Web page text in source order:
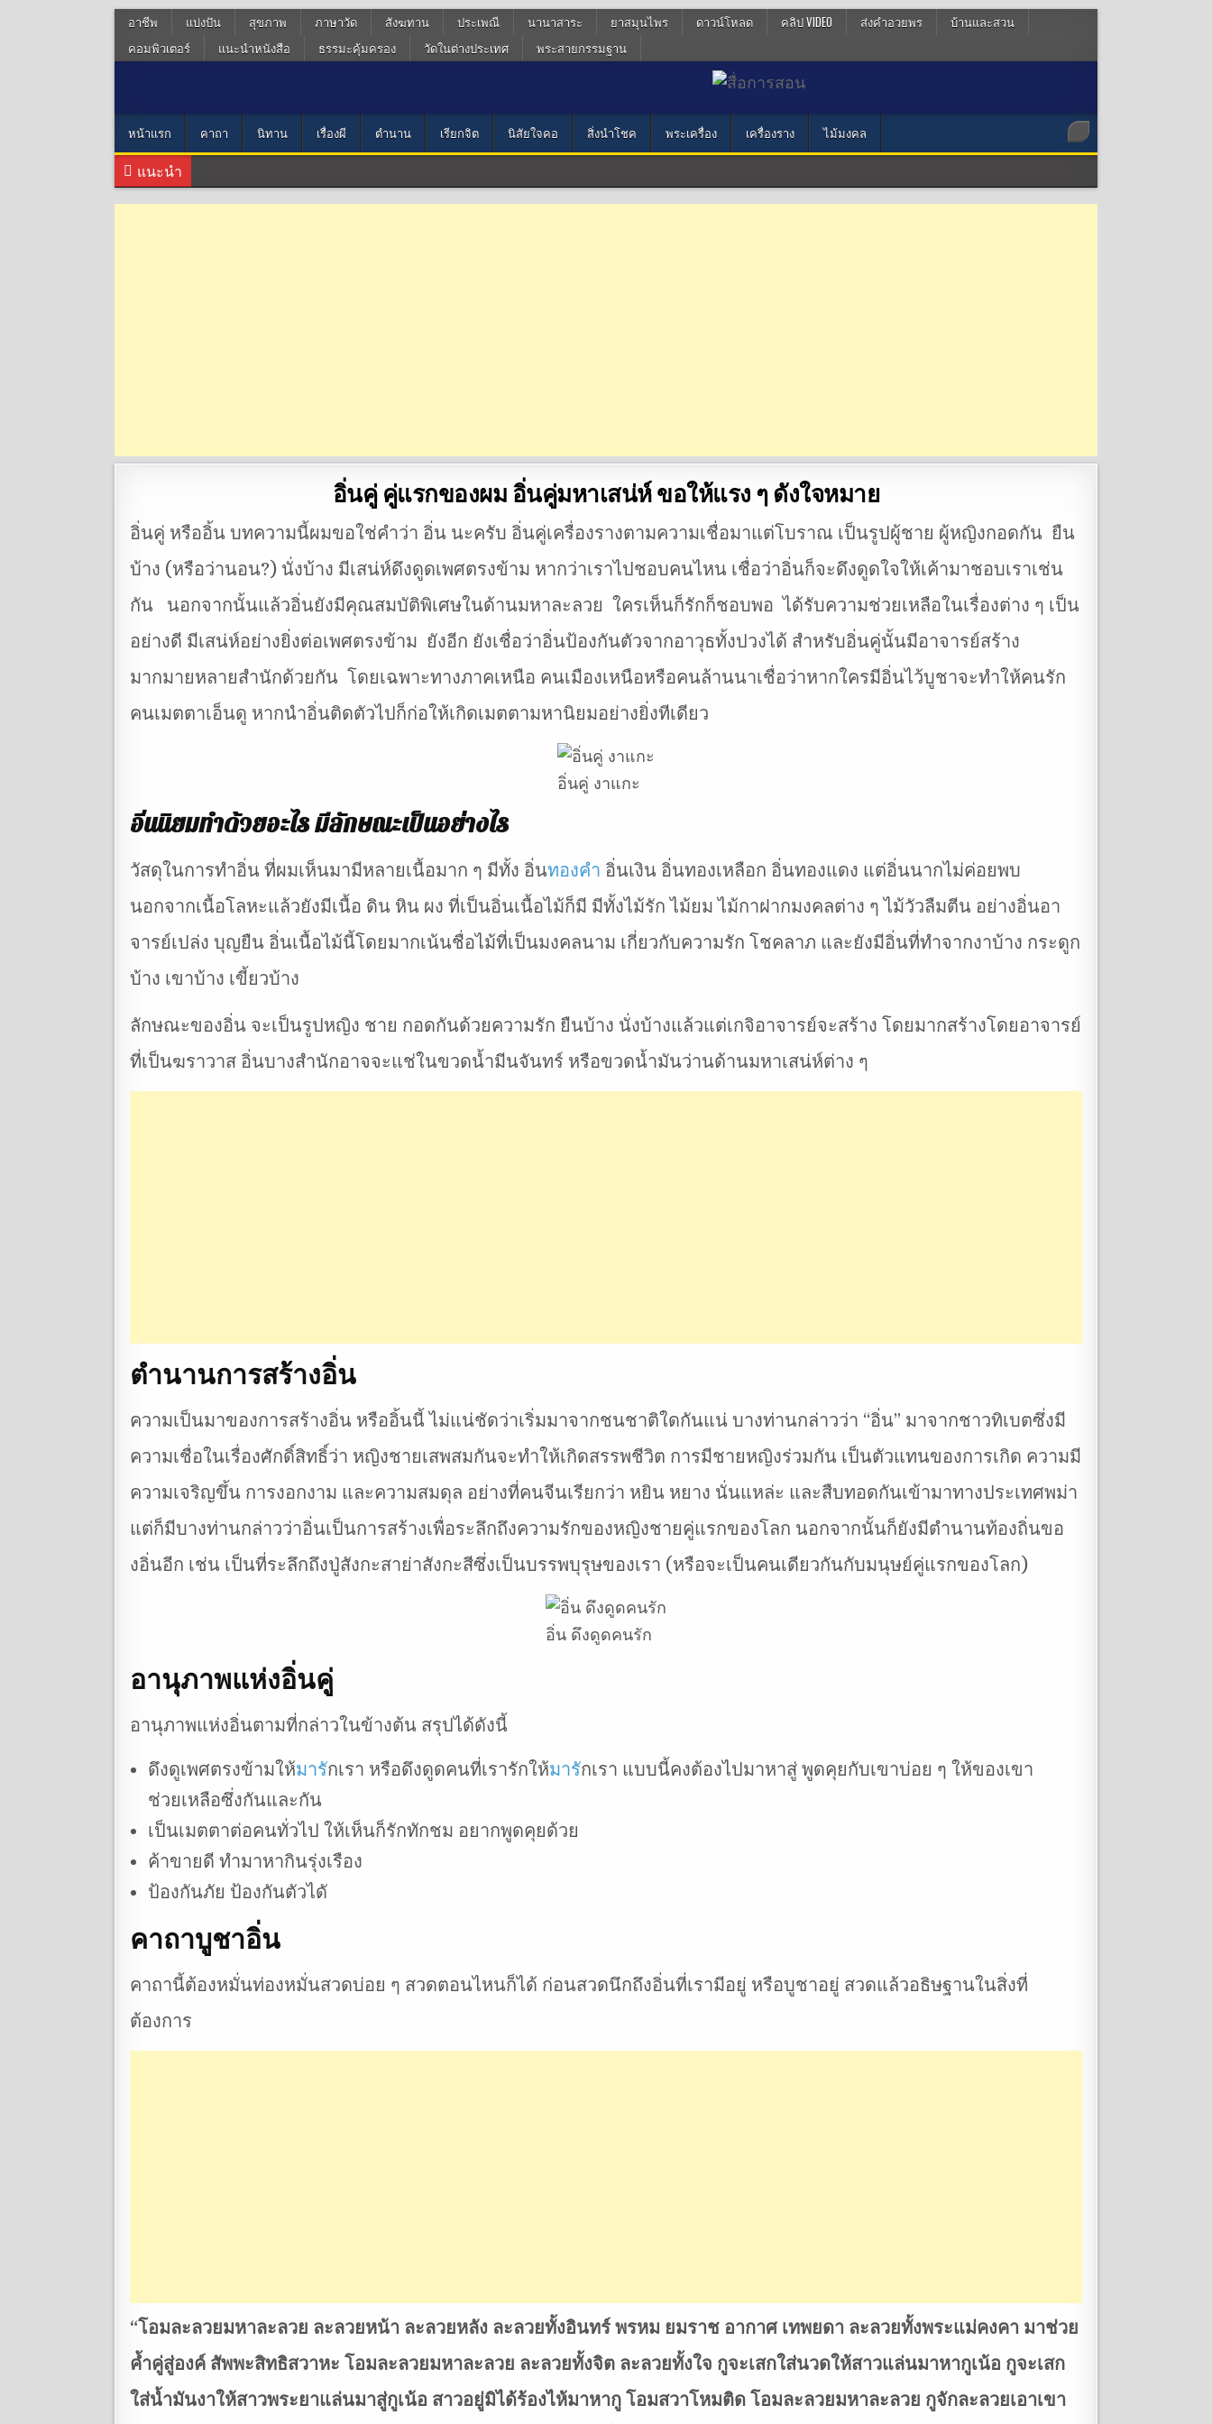
อาชีพ แบ่งปัน สุขภาพ ภาษาวัด สังฆทาน ประเพณี นานาสาระ ยาสมุนไพร ดาวน์โหลด คลิป VIDEO ส่งคำอวยพร
บ้านและสวน
คอมพิวเตอร์
แนะนำหนังสือ ธรรมะคุ้มครอง วัดในต่างประเทศ พระสายกรรมฐาน
หน้าแรก คาถา นิทาน เรื่องผี ตำนาน เรียกจิต นิสัยใจคอ สิ่งนำโชค พระเครื่อง เครื่องราง ไม้มงคล
แนะนำ
อิ่นคู่ คู่แรกของผม อิ่นคู่มหาเสน่ห์ ขอให้แรง ๆ ดังใจหมาย
อิ่นคู่ หรืออิ้น บทความนี้ผมขอใช่คำว่า อิ่น นะครับ อิ่นคู่เครื่องรางตามความเชื่อมาแต่โบราณ เป็นรูปผู้ชาย ผู้หญิงกอดกัน ยืน
บ้าง (หรือว่านอน?) นั่งบ้าง มีเสน่ห์ดึงดูดเพศตรงข้าม หากว่าเราไปชอบคนไหน เชื่อว่าอิ่นก็จะดึงดูดใจให้เค้ามาชอบเราเช่น
กัน นอกจากนั้นแล้วอิ่นยังมีคุณสมบัติพิเศษในด้านมหาละลวย ใครเห็นก็รักก็ชอบพอ ได้รับความช่วยเหลือในเรื่องต่าง ๆ เป็น
อย่างดี มีเสน่ห์อย่างยิ่งต่อเพศตรงข้าม ยังอีก ยังเชื่อว่าอิ่นป้องกันตัวจากอาวุธทั้งปวงได้ สำหรับอิ่นคู่นั้นมีอาจารย์สร้าง
มากมายหลายสำนักด้วยกัน โดยเฉพาะทางภาคเหนือ คนเมืองเหนือหรือคนล้านนาเชื่อว่าหากใครมีอิ่นไว้บูชาจะทำให้คนรัก
คนเมตตาเอ็นดู หากนำอิ่นติดตัวไปก็ก่อให้เกิดเมตตามหานิยมอย่างยิ่งทีเดียว
อิ่นคู่ งาแกะ
อิ่นนิยมทำด้วยอะไร มีลักษณะเป็นอย่างไร
วัสดุในการทำอิ่น ที่ผมเห็นมามีหลายเนื้อมาก ๆ มีทั้ง อิ่นทองคำ อิ่นเงิน อิ่นทองเหลือก อิ่นทองแดง แต่อิ่นนากไม่ค่อยพบ
นอกจากเนื้อโลหะแล้วยังมีเนื้อ ดิน หิน ผง ที่เป็นอิ่นเนื้อไม้ก็มี มีทั้งไม้รัก ไม้ยม ไม้กาฝากมงคลต่าง ๆ ไม้วัวลืมตีน อย่างอิ่นอา
จารย์เปล่ง บุญยืน อิ่นเนื้อไม้นี้โดยมากเน้นชื่อไม้ที่เป็นมงคลนาม เกี่ยวกับความรัก โชคลาภ และยังมีอิ่นที่ทำจากงาบ้าง กระดูก
บ้าง เขาบ้าง เขี้ยวบ้าง
ลักษณะของอิ่น จะเป็นรูปหญิง ชาย กอดกันด้วยความรัก ยืนบ้าง นั่งบ้างแล้วแต่เกจิอาจารย์จะสร้าง โดยมากสร้างโดยอาจารย์
ที่เป็นฆราวาส อิ่นบางสำนักอาจจะแช่ในขวดน้ำมีนจันทร์ หรือขวดน้ำมันว่านด้านมหาเสน่ห์ต่าง ๆ
ตำนานการสร้างอิ่น
ความเป็นมาของการสร้างอิ่น หรืออิ้นนี้ ไม่แน่ชัดว่าเริ่มมาจากชนชาติใดกันแน่ บางท่านกล่าวว่า “อิ่น” มาจากชาวทิเบตซึ่งมี
ความเชื่อในเรื่องศักดิ์สิทธิ์ว่า หญิงชายเสพสมกันจะทำให้เกิดสรรพชีวิต การมีชายหญิงร่วมกัน เป็นตัวแทนของการเกิด ความมี
ความเจริญขึ้น การงอกงาม และความสมดุล อย่างที่คนจีนเรียกว่า หยิน หยาง นั่นแหล่ะ และสืบทอดกันเข้ามาทางประเทศพม่า
แต่ก็มีบางท่านกล่าวว่าอิ่นเป็นการสร้างเพื่อระลึกถึงความรักของหญิงชายคู่แรกของโลก นอกจากนั้นก็ยังมีตำนานท้องถิ่นขอ
งอิ่นอีก เช่น เป็นที่ระลึกถึงปู่สังกะสาย่าสังกะสีซึ่งเป็นบรรพบุรุษของเรา (หรือจะเป็นคนเดียวกันกับมนุษย์คู่แรกของโลก)
อิ่น ดึงดูดคนรัก
อานุภาพแห่งอิ่นคู่
อานุภาพแห่งอิ่นตามที่กล่าวในข้างต้น สรุปได้ดังนี้
ดึงดูเพศตรงข้ามให้มารักเรา หรือดึงดูดคนที่เรารักให้มารักเรา แบบนี้คงต้องไปมาหาสู่ พูดคุยกับเขาบ่อย ๆ ให้ของเขา
ช่วยเหลือซึ่งกันและกัน
เป็นเมตตาต่อคนทั่วไป ให้เห็นก็รักทักชม อยากพูดคุยด้วย
ค้าขายดี ทำมาหากินรุ่งเรือง
ป้องกันภัย ป้องกันตัวไดั
คาถาบูชาอิ่น
คาถานี้ต้องหมั่นท่องหมั่นสวดบ่อย ๆ สวดตอนไหนก็ได้ ก่อนสวดนึกถึงอิ่นที่เรามีอยู่ หรือบูชาอยู่ สวดแล้วอธิษฐานในสิ่งที่
ต้องการ
“โอมละลวยมหาละลวย ละลวยหน้า ละลวยหลัง ละลวยทั้งอินทร์ พรหม ยมราช อากาศ เทพยดา ละลวยทั้งพระแม่คงคา มาช่วย
คํ้าคู่สู่องค์ สัพพะสิทธิสวาหะ โอมละลวยมหาละลวย ละลวยทั้งจิต ละลวยทั้งใจ กูจะเสกใส่นวดให้สาวแล่นมาหากูเน้อ กูจะเสก
ใส่นํ้ามันงาให้สาวพระยาแล่นมาสู่กูเน้อ สาวอยู่มิได้ร้องไห้มาหากู โอมสวาโหมติด โอมละลวยมหาละลวย กูจักละลวยเอาเขา